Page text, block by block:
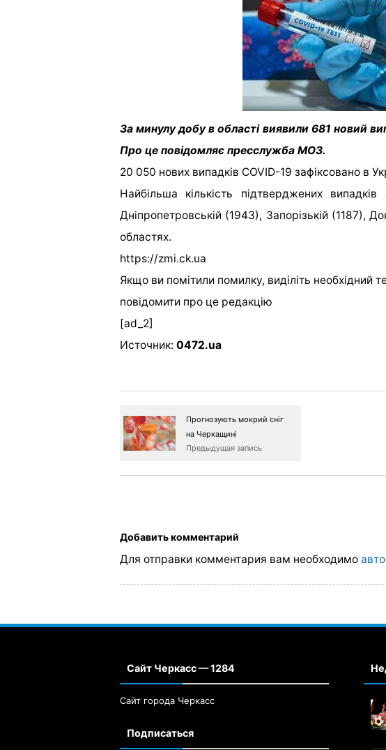
За минулу добу в області виявили 681 новий
Про це повідомляє пресслужба МОЗ.
​​20 050 нових випадків COVID-19 зафіксовано в
Найбільша кількість підтверджених
Дніпропетровській (1943), Запорізькій (1187),
областях.
https://zmi.ck.ua
Якщо ви помітили помилку, виділіть необхідний
повідомити про це редакцію
[ad_2]
Источник: 0472.ua
Прогнозують мокрий сніг
на Черкащині
Предыдущая запись
Добавить комментарий
Для отправки комментария вам необходимо
Сайт Черкасс — 1284
Сайт города Черкасс
Подписаться